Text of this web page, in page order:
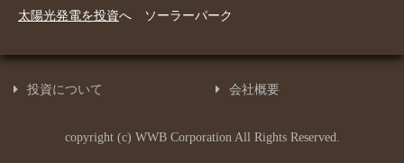
太陽光発電を投資へ ソーラーパーク
投資について 会社概要
copyright (c) WWB Corporation All Rights Reserved.